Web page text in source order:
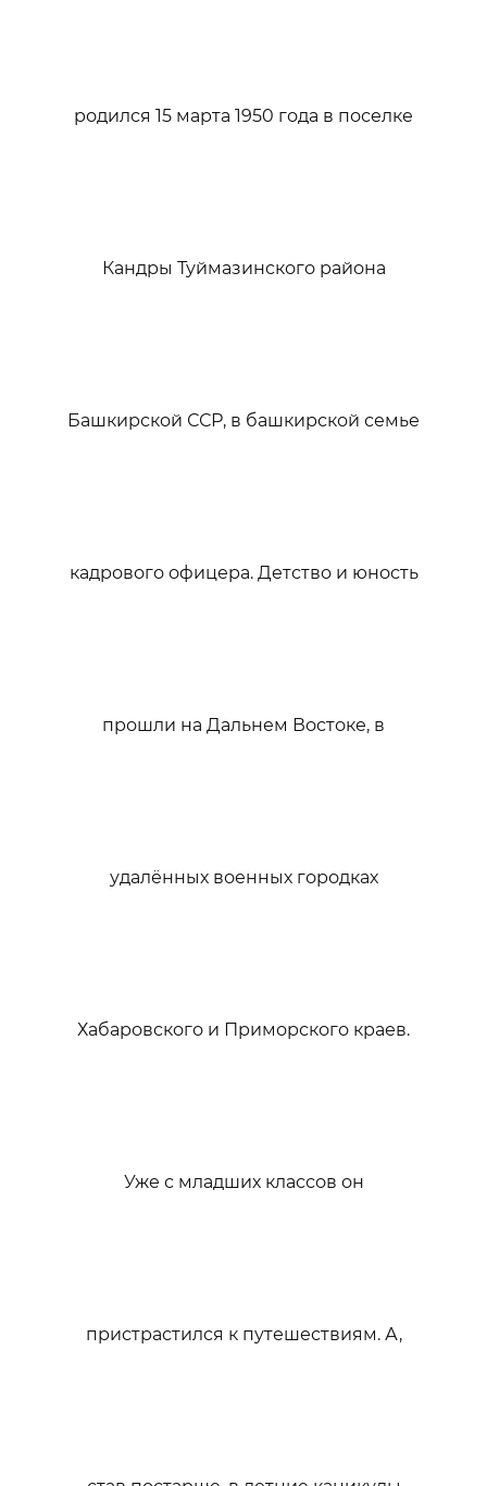
родился 15 марта 1950 года в поселке
Кандры Туймазинского района
Башкирской ССР, в башкирской семье
кадрового офицера. Детство и юность
прошли на Дальнем Востоке, в
удалённых военных городках
Хабаровского и Приморского краев.
Уже с младших классов он
пристрастился к путешествиям. А,